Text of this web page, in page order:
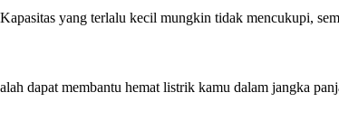
yang terlalu kecil mungkin tidak mencukupi,
dapat membantu hemat listrik kamu dalam jangka